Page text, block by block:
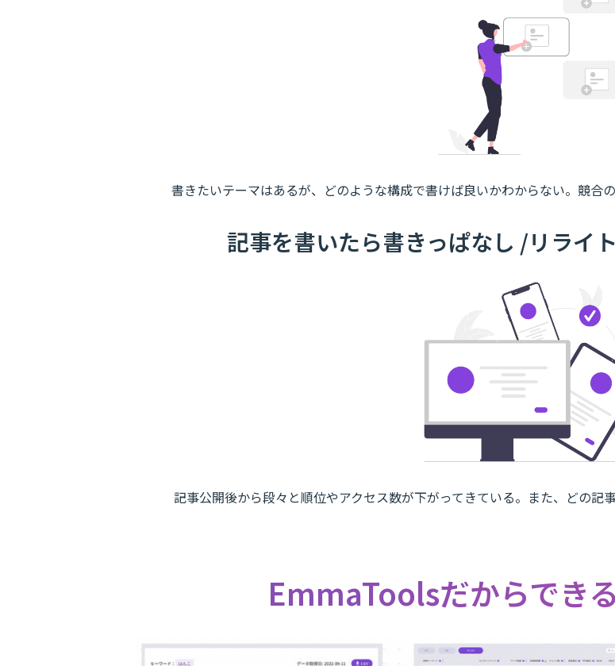
書きたいテーマはあるが、どのような構成で書けば良いかわからない。競合
記事を書いたら書きっぱなし /リライ
記事公開後から段々と順位やアクセス数が下がってきている。また、どの記
EmmaToolsだからでき